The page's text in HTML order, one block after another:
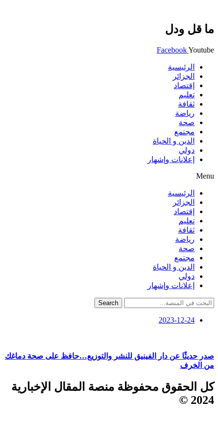
ما قل ودل
FacebookYoutube
الرئيسية
الجزائر
إقتصاد
تعليم
ثقافة
رياضة
صحة
مجتمع
الدين و الحياة
دولي
إعلانات وإشهار
Menu
الرئيسية
الجزائر
إقتصاد
تعليم
ثقافة
رياضة
صحة
مجتمع
الدين و الحياة
دولي
إعلانات وإشهار
Search
2023-12-24
صدر حديثًا عن دار الفينيق للنشر والتوزيع…حافظ على صحة دماغك
من الخرف
كل الحقوق محفوظة منصة المقال الإخبارية
2024 ©